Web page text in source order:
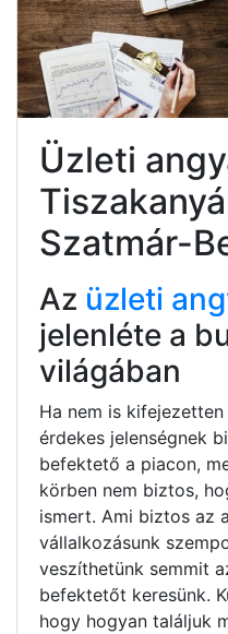
Üzleti
Szatmár-
Az üzleti
jelenléte a
világában
Ha nem is
érdekes jelenségnek
befektető a piacon,
körben nem biztos,
ismert. Ami biztos az
vállalkozásunk
veszíthetünk semmit
befektetőt keresünk.
hogy hogyan találjuk